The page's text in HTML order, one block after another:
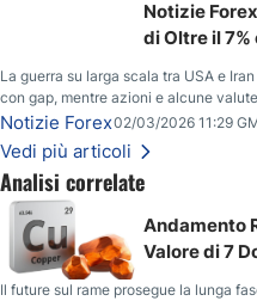
Notizie
di Oltre il 7%
La guerra su larga scala tra USA e
con gap, mentre azioni e alcune
livelli da monitorare.
Notizie Forex02/03/2026 11:29
Vedi più articoli
Analisi correlate
Andamento
Valore di 7
Il future sul rame prosegue la lunga